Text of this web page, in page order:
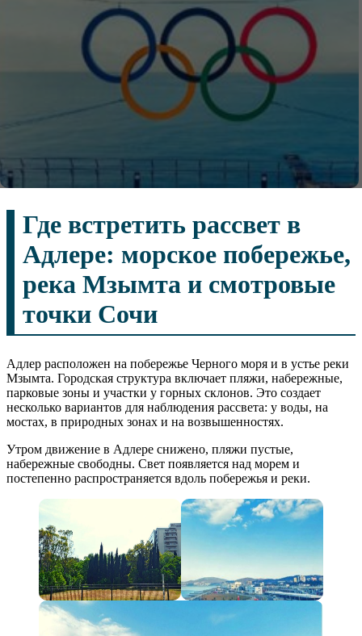
Где встретить рассвет в
Адлере: морское побережье,
река Мзымта и смотровые
точки Сочи
Адлер расположен на побережье Черного моря и в устье реки
Мзымта. Городская структура включает пляжи, набережные,
парковые зоны и участки у горных склонов. Это создает
несколько вариантов для наблюдения рассвета: у воды, на
мостах, в природных зонах и на возвышенностях.
Утром движение в Адлере снижено, пляжи пустые,
набережные свободны. Свет появляется над морем и
постепенно распространяется вдоль побережья и реки.